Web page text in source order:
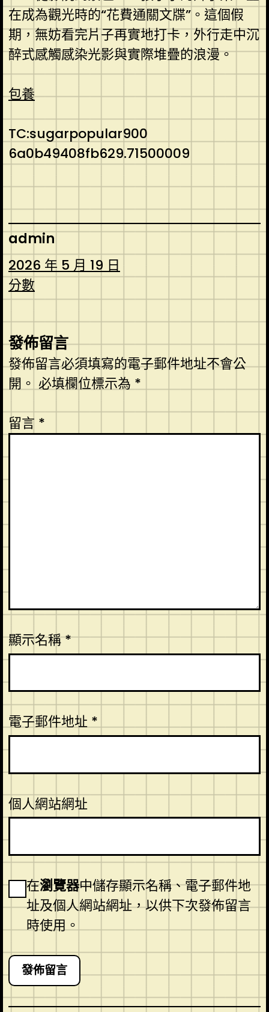
在成為觀光時的“花費通關文牒”。這個假
期，無妨看完片子再實地打卡，外行走中沉
醉式感觸感染光影與實際堆疊的浪漫。
包養
TC:sugarpopular900
6a0b49408fb629.71500009
admin
2026 年 5 月 19 日
分數
發佈留言
發佈留言必須填寫的電子郵件地址不會公
開。 必填欄位標示為 *
留言 *
顯示名稱*
電子郵件地址*
個人網站網址
在瀏覽器中儲存顯示名稱、電子郵件地
址及個人網站網址，以供下次發佈留言
時使用。